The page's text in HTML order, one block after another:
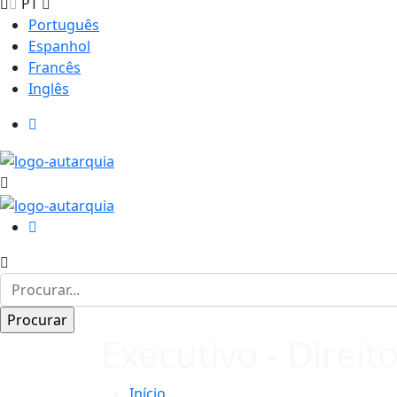
PT
Português
Espanhol
Francês
Inglês